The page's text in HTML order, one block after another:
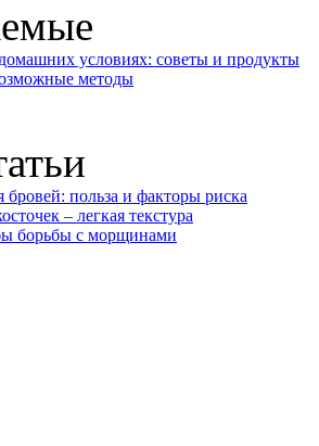
условиях: советы и продукты
методы
бровей: польза и факторы риска
– легкая текстура
борьбы с морщинами